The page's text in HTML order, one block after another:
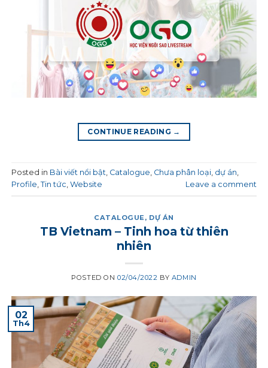
CONTINUE READING →
Posted in Bài viết nổi bật Catalogue Chưa phân loại dự án
Profile ,Tin tức ,Website Leave a comment
CATALOGUE , DỰ ÁN
TB Vietnam – Tinh hoa từ thiên
nhiên
POSTED ON 02/04/2022 BY ADMIN
02
Th4